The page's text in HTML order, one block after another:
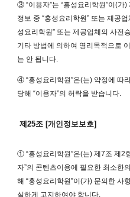
③ “이용자”는 “홍성요리학원”이(가
정보 중 “홍성요리학원” 또는 제공
성요리학원” 또는 제공업체의 사전
기타 방법에 의하여 영리목적으로
는 안 됩니다.
④ “홍성요리학원”은(는) 약정에 따
당해 “이용자”의 허락을 받습니다.
제25조 [개인정보보호]
① “홍성요리학원”은(는) 제7조 제2
자”의 콘텐츠이용에 필요한 최소한
해 “홍성요리학원”이(가) 문의한 사
실하게 고지하여야 합니다.